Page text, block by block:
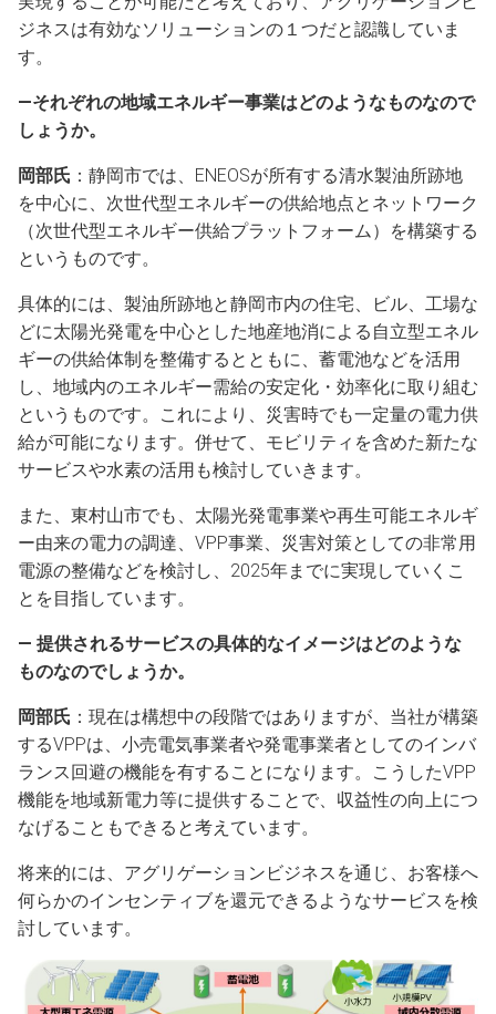
ジネスは有効なソリューションの１つだと認識していま
す。
―それぞれの地域エネルギー事業はどのようなものなので
しょうか。
岡部氏 ：静岡市では、ENEOSが所有する清水製油所跡地
を中心に、次世代型エネルギーの供給地点とネットワーク
（次世代型エネルギー供給プラットフォーム）を構築する
というものです。
具体的には、製油所跡地と静岡市内の住宅、ビル、工場な
どに太陽光発電を中心とした地産地消による自立型エネル
ギーの供給体制を整備するとともに、蓄電池などを活用
し、地域内のエネルギー需給の安定化・効率化に取り組む
というものです。これにより、災害時でも一定量の電力供
給が可能になります。併せて、モビリティを含めた新たな
サービスや水素の活用も検討していきます。
また、東村山市でも、太陽光発電事業や再生可能エネルギ
ー由来の電力の調達、VPP事業、災害対策としての非常用
電源の整備などを検討し、2025年までに実現していくこ
とを目指しています。
― 提供されるサービスの具体的なイメージはどのような
ものなのでしょうか。
岡部氏 ：現在は構想中の段階ではありますが、当社が構築
するVPPは、小売電気事業者や発電事業者としてのインバ
ランス回避の機能を有することになります。こうしたVPP
機能を地域新電力等に提供することで、収益性の向上につ
なげることもできると考えています。
将来的には、アグリゲーションビジネスを通じ、お客様へ
何らかのインセンティブを還元できるようなサービスを検
討しています。